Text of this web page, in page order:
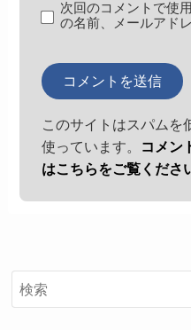
次回のコメントで使
の名前、メールアド
このサイトはスパムを
使っています。
コメン
はこちらをご覧くださ